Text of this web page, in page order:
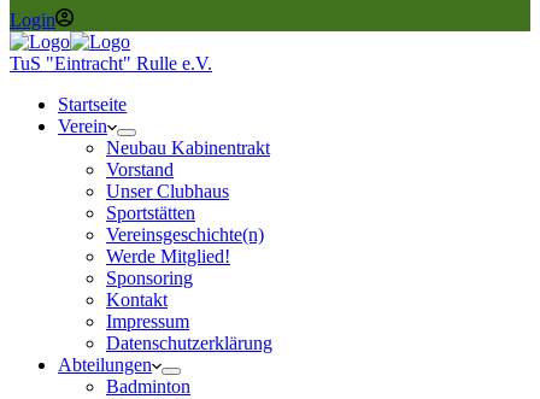
Login
TuS "Eintracht" Rulle e.V.
Startseite
Verein
Neubau Kabinentrakt
Vorstand
Unser Clubhaus
Sportstätten
Vereinsgeschichte(n)
Werde Mitglied!
Sponsoring
Kontakt
Impressum
Datenschutzerklärung
Abteilungen
Badminton